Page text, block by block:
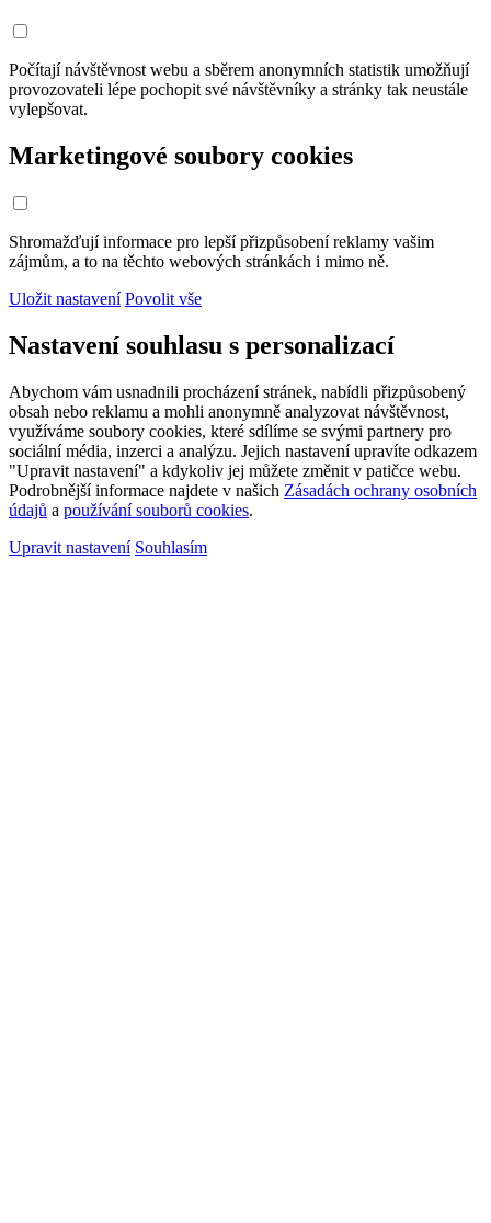
Počítají návštěvnost webu a sběrem anonymních statistik umožňují
provozovateli lépe pochopit své návštěvníky a stránky tak neustále
vylepšovat.
Marketingové soubory cookies
Shromažďují informace pro lepší přizpůsobení reklamy vašim
zájmům, a to na těchto webových stránkách i mimo ně.
Uložit nastavení Povolit vše
Nastavení souhlasu s personalizací
Abychom vám usnadnili procházení stránek, nabídli přizpůsobený
obsah nebo reklamu a mohli anonymně analyzovat návštěvnost,
využíváme soubory cookies, které sdílíme se svými partnery pro
sociální média, inzerci a analýzu. Jejich nastavení upravíte odkazem
"Upravit nastavení" a kdykoliv jej můžete změnit v patičce webu.
Podrobnější informace najdete v našich Zásadách ochrany osobních
údajů a používání souborů cookies.
Upravit nastavení Souhlasím